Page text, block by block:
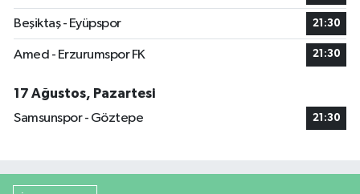
Beşiktaş - Eyüpspor 21:30
Amed - Erzurumspor FK 21:30
17 Ağustos, Pazartesi
Samsunspor - Göztepe
21:30